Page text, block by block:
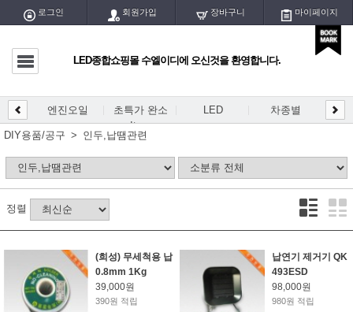
마이페이지
엔진오일
LED
차종별
DIY용 PCB
DIY용 블럭/홀더
로그인 회원가입 장바구니 마이페이지
LED종합쇼핑몰 수엘이디에 오신것을 환영합니다.
엔진오일
초특가 완소
Item
LED 차종별 DIY
LED
개등/
DIY용품/공구 인두,납땜관련
정렬
(희성) 무세척용 납
0.8mm 1Kg
39,000원
390원 적립
납연기 제거기 QK
493ESD
98,000원
980원 적립